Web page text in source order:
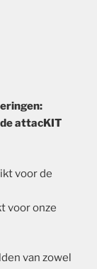
attacKIT
voor de
voor onze
van zowel